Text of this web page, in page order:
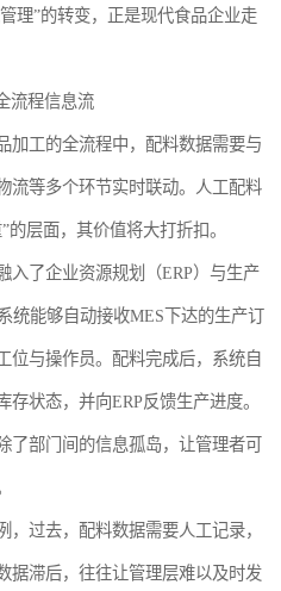
理”的转变，正是现代食品企业走
流程信息流
加工的全流程中，配料数据需要与
流等多个环节实时联动。人工配料
层面，其价值将大打折扣。
入了企业资源规划（ERP）与生产
统能够自动接收MES下达的生产订
位与操作员。配料完成后，系统自
状态，并向ERP反馈生产进度。
了部门间的信息孤岛，让管理者可
过去，配料数据需要人工记录，
据滞后，往往让管理层难以及时发